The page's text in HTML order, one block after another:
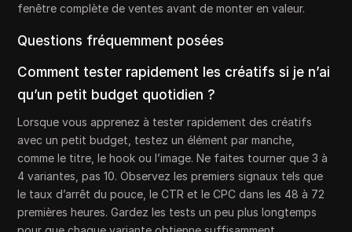
fenêtre complète de ventes avant de monter en valeur.
Questions fréquemment posées
Comment tester rapidement les créatifs si je n’ai
qu’un petit budget quotidien ?
Lorsque vous apprenez à tester rapidement des créatifs
avec un petit budget, testez un élément par manche,
comme le titre, le hook ou l’image. Ne faites tourner que 3 à
4 variantes, pas 10. Observez les premiers signaux tels que
le taux d’arrêt du pouce, le CTR et le CPC dans les 48 à 72
premières heures. Gardez les tests un peu plus longtemps